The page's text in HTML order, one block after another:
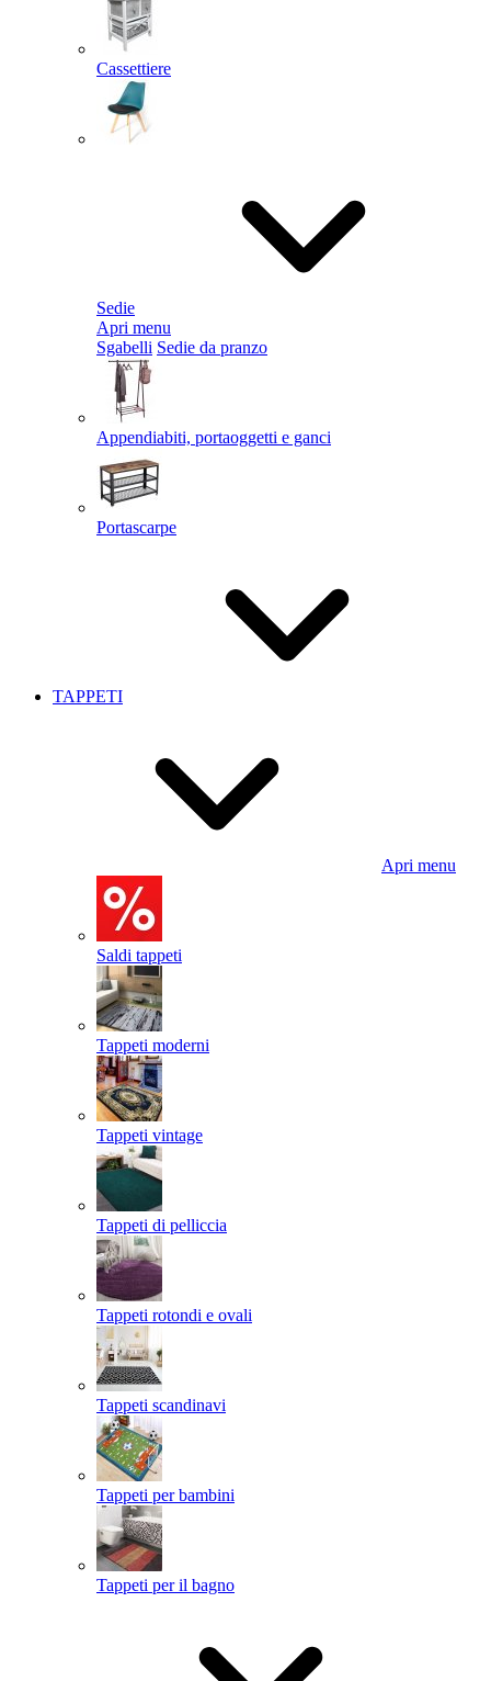
Cassettiere
Sedie
Apri menu
Sgabelli Sedie da pranzo
Appendiabiti, portaoggetti e ganci
Portascarpe
TAPPETI
Apri menu
Saldi tappeti
Tappeti moderni
Tappeti vintage
Tappeti di pelliccia
Tappeti rotondi e ovali
Tappeti scandinavi
Tappeti per bambini
Tappeti per il bagno